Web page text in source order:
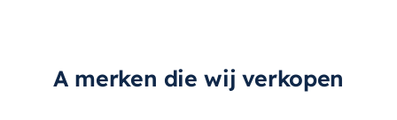
A merken die wij verkopen